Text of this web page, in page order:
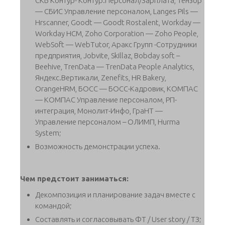
— СБИС Управление персоналом, Langes Pils —
Hrscanner, Goodt — Goodt Rostalent, Workday —
Workday HCM, Zoho Corporation — Zoho People,
WebSoft — WebTutor, Аракс Групп -Сотрудники
предприятия, Jobvite, Skillaz, Bobday soft –
Beehive, TrenData — TrenData People Analytics,
Яндекс.Вертикали, Zenefits, HR Bakery,
OrangeHRM, БОСС — БОСС-Кадровик, КОМПАС
— КОМПАС Управление персоналом, РП-
интеграция, Монолит-Инфо, ГраНТ —
Управление персоналом – ОЛИМП, Hurma
System;
Возможность демонстрации успеха.
Чем предстоит заниматься:
Декомпозиция и планирование задач вместе с
командой;
Составлять и согласовывать ФТ / User story / ТЗ;